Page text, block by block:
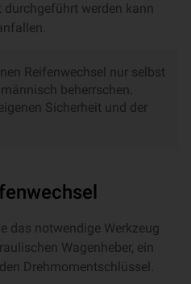
werden kann
Reifenwechsel nur selbst
beherrschen.
Sicherheit und der
das notwendige Werkzeug
Wagenheber, ein
Drehmomentschlüssel.